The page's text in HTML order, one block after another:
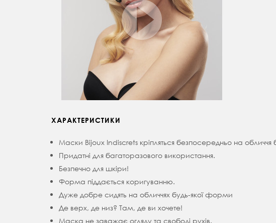
ХАРАКТЕРИСТИКИ
Маски Bijoux Indiscrets кріпляться безпосередньо на
Придатні для багаторазового використання.
Безпечно для шкіри!
Форма піддається коригуванню.
Дуже добре сидять на обличчях будь-якої форми
Де верх, де низ? Там, де ви хочете!
Маска не заважає огляду та свободі рухів.